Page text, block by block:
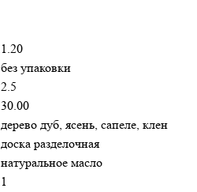
1.20
без упаковки
2.5
30.00
дерево дуб, ясень, сапеле, клен
доска разделочная
натуральное масло
1